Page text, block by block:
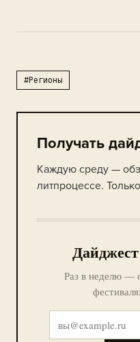
#Регионы
Получать
Каждую среду —
литпроцессе.
Раз в неделю —